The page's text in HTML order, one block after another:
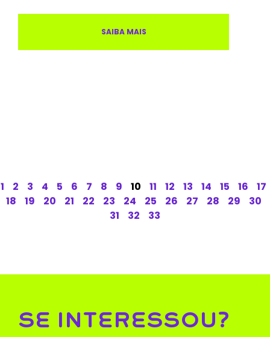
SAIBA MAIS
1 2 3 4 5 6 7 8 9 10 11 12 13 14 15 16
17
18
19 20 21 22 23 24 25 26 27 28 29
30
31
32 33
SE INTERESSOU?